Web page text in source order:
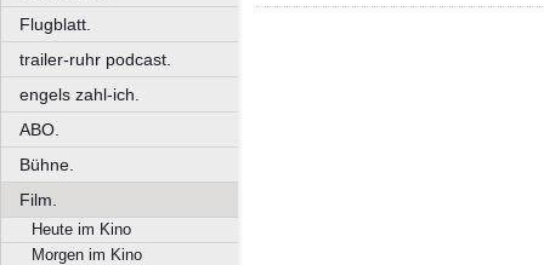
Flugblatt.
trailer-ruhr podcast.
engels zahl-ich.
ABO.
Bühne.
Film.
Heute im Kino
Morgen im Kino